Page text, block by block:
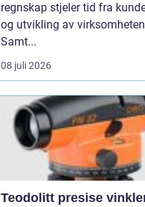
regnskap stjeler tid fra
og utvikling av
Samt...
08 juli 2026
Teodolitt presise vinkler for